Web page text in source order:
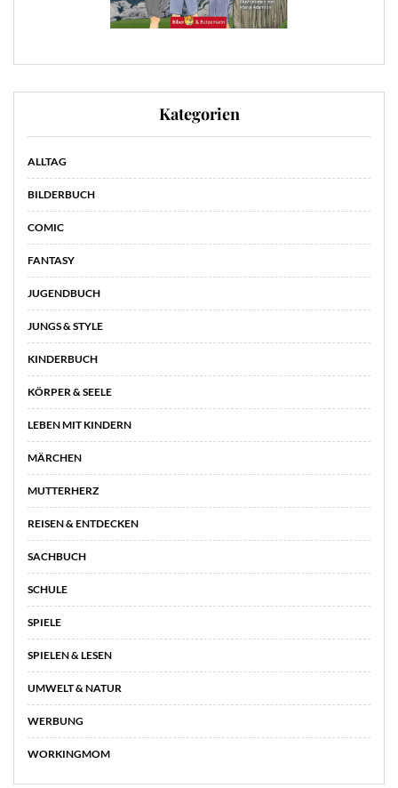
Kategorien
ALLTAG
BILDERBUCH
COMIC
FANTASY
JUGENDBUCH
JUNGS & STYLE
KINDERBUCH
KÖRPER & SEELE
LEBEN MIT KINDERN
MÄRCHEN
MUTTERHERZ
REISEN & ENTDECKEN
SACHBUCH
SCHULE
SPIELE
SPIELEN & LESEN
UMWELT & NATUR
WERBUNG
WORKINGMOM